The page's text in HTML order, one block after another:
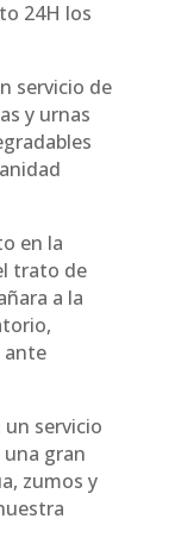
24H los
servicio de
y urnas
en la
trato de
a la
ante
servicio
gran
zumos y